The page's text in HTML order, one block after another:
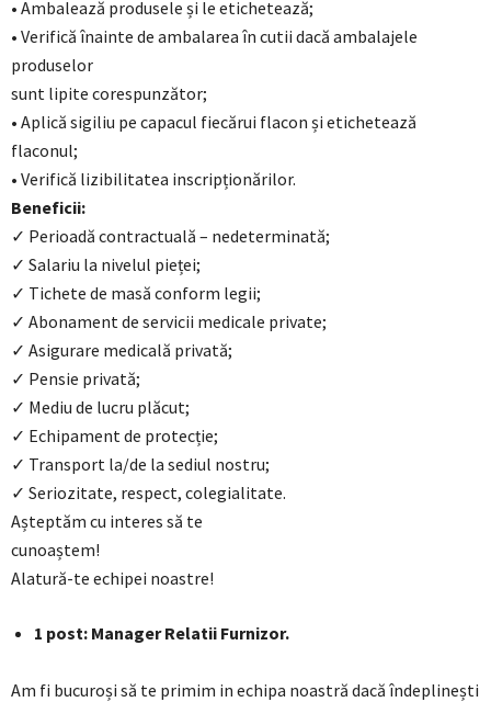
• Ambalează produsele și le etichetează;
• Verifică înainte de ambalarea în cutii dacă ambalajele
produselor
sunt lipite corespunzător;
• Aplică sigiliu pe capacul fiecărui flacon și etichetează
flaconul;
• Verifică lizibilitatea inscripționărilor.
Beneficii:
✓ Perioadă contractuală – nedeterminată;
✓ Salariu la nivelul pieței;
✓ Tichete de masă conform legii;
✓ Abonament de servicii medicale private;
✓ Asigurare medicală privată;
✓ Pensie privată;
✓ Mediu de lucru plăcut;
✓ Echipament de protecție;
✓ Transport la/de la sediul nostru;
✓ Seriozitate, respect, colegialitate.
Așteptăm cu interes să te
cunoaștem!
Alatură-te echipei noastre!
1 post: Manager Relatii Furnizor.
Am fi bucuroși să te primim in echipa noastră dacă îndeplinești